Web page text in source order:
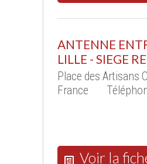
ANTENNE
LILLE - SIEGE
Place des Artisans
France
Voir la